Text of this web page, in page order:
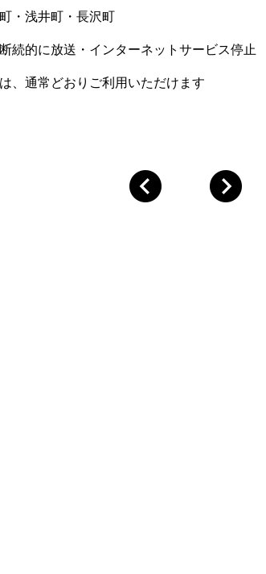
・浅井町・長沢町
続的に放送・インターネットサービス停止
通常どおりご利用いただけます